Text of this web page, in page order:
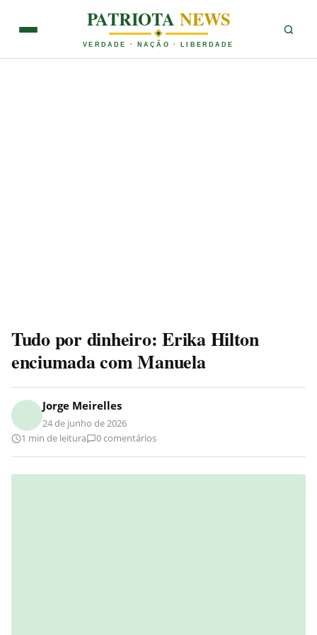
PATRIOTANEWS
VERDADE · NAÇÃO · LIBERDADE
Tudo por dinheiro: Erika Hilton
enciumada com Manuela
Jorge Meirelles
24 de junho de 2026
1 min de leitura
0 comentários